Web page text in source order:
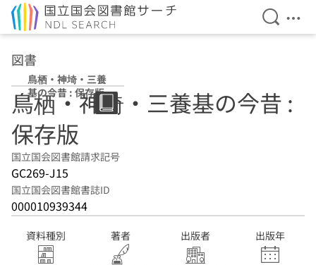
検索を
メ
図書
鳥栖・神埼・三養
基の今昔 : 保存版
鳥栖・神埼・三養基の今昔 :
保存版
国立国会図書館請求記号
GC269-J15
国立国会図書館書誌ID
000010939344
資料種別 著者 出版者 出版年